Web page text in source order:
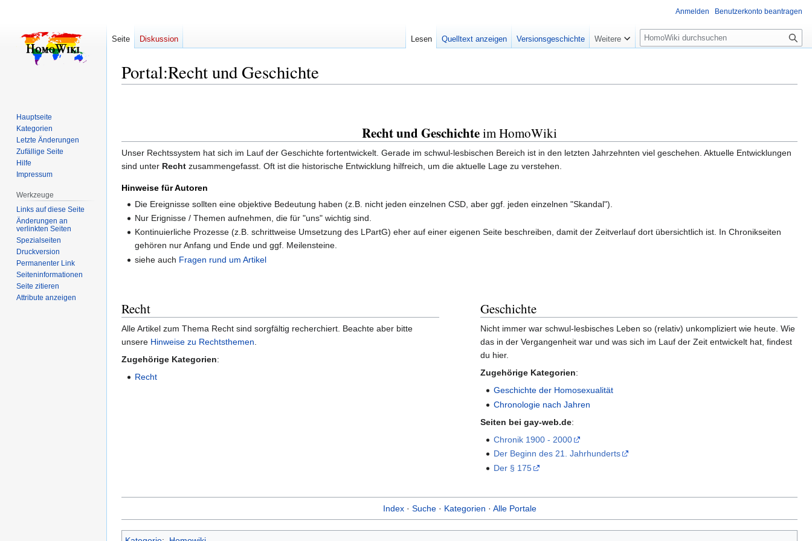
Portal:Recht und Geschichte
Recht und Geschichteim HomoWiki
Unser Rechtssystem hat sich im Lauf der Geschichte fortentwickelt. Gerade im schwul-lesbischen Bereich ist in den letzten Jahrzehnten viel geschehen. Aktuelle Entwicklungen
sind unter Recht zusammengefasst. Oft ist die historische Entwicklung hilfreich, um die aktuelle Lage zu verstehen.
Hinweise für Autoren
Die Ereignisse sollten eine objektive Bedeutung haben (z.B. nicht jeden einzelnen CSD, aber ggf. jeden einzelnen "Skandal").
Nur Erignisse / Themen aufnehmen, die für "uns" wichtig sind.
Kontinuierliche Prozesse (z.B. schrittweise Umsetzung des LPartG) eher auf einer eigenen Seite beschreiben, damit der Zeitverlauf dort übersichtlich ist. In Chronikseiten
gehören nur Anfang und Ende und ggf. Meilensteine.
siehe auch Fragen rund um Artikel
Recht
Alle Artikel zum Thema Recht sind sorgfältig recherchiert. Beachte aber bitte
unsere Hinweise zu Rechtsthemen.
Zugehörige Kategorien:
Recht
Geschichte
Nicht immer war schwul-lesbisches Leben so (relativ) unkompliziert wie heute. Wie
das in der Vergangenheit war und was sich im Lauf der Zeit entwickelt hat, findest
du hier.
Zugehörige Kategorien:
Geschichte der Homosexualität
Chronologie nach Jahren
Seiten bei gay-web.de:
Chronik 1900 - 2000
Der Beginn des 21. Jahrhunderts
Der § 175
Index· Suche· Kategorien · Alle Portale
Anmelden Benutzerkonto beantragen
Seite Diskussion Lesen Quelltext anzeigen Versionsgeschichte Weitere
Suche
Hauptseite
Kategorien
Letzte Änderungen
Zufällige Seite
Hilfe
Impressum
Werkzeuge
Links auf diese Seite
Änderungen an
verlinkten Seiten
Spezialseiten
Druckversion
Permanenter Link
Seiten­­informationen
Seite zitieren
Attribute anzeigen